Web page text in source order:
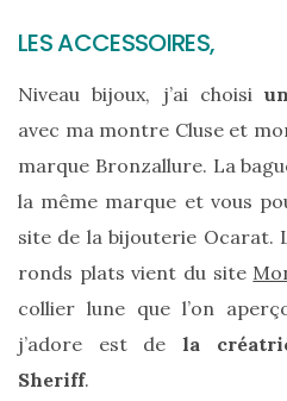
LES ACCESSOIRES,
Niveau bijoux, j’ai choisi
avec ma montre Cluse et
marque Bronzallure. La
la même marque et vous
site de la bijouterie Ocarat.
ronds plats vient du site
collier lune que l’on
j’adore est de la
Sheriff.